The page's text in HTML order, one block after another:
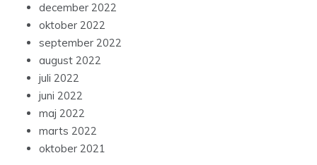
december 2022
oktober 2022
september 2022
august 2022
juli 2022
juni 2022
maj 2022
marts 2022
oktober 2021